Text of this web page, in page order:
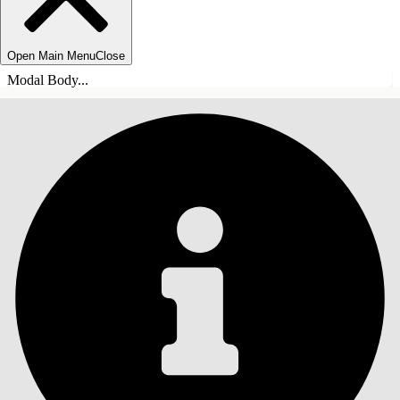
Open Main MenuClose
Modal Body...
Vis innholdsfortegnelse